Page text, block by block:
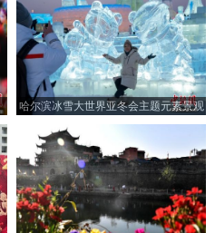
哈尔滨冰雪大世界亚冬会主题元素景观
吸引游客打卡